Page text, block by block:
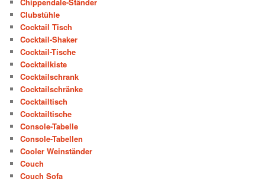
Clubstühle
Cocktail Tisch
Cocktail-Shaker
Cocktail-Tische
Cocktailkiste
Cocktailschrank
Cocktailschränke
Cocktailtisch
Cocktailtische
Console-Tabelle
Console-Tabellen
Cooler Weinständer
Couch
Couch Sofa